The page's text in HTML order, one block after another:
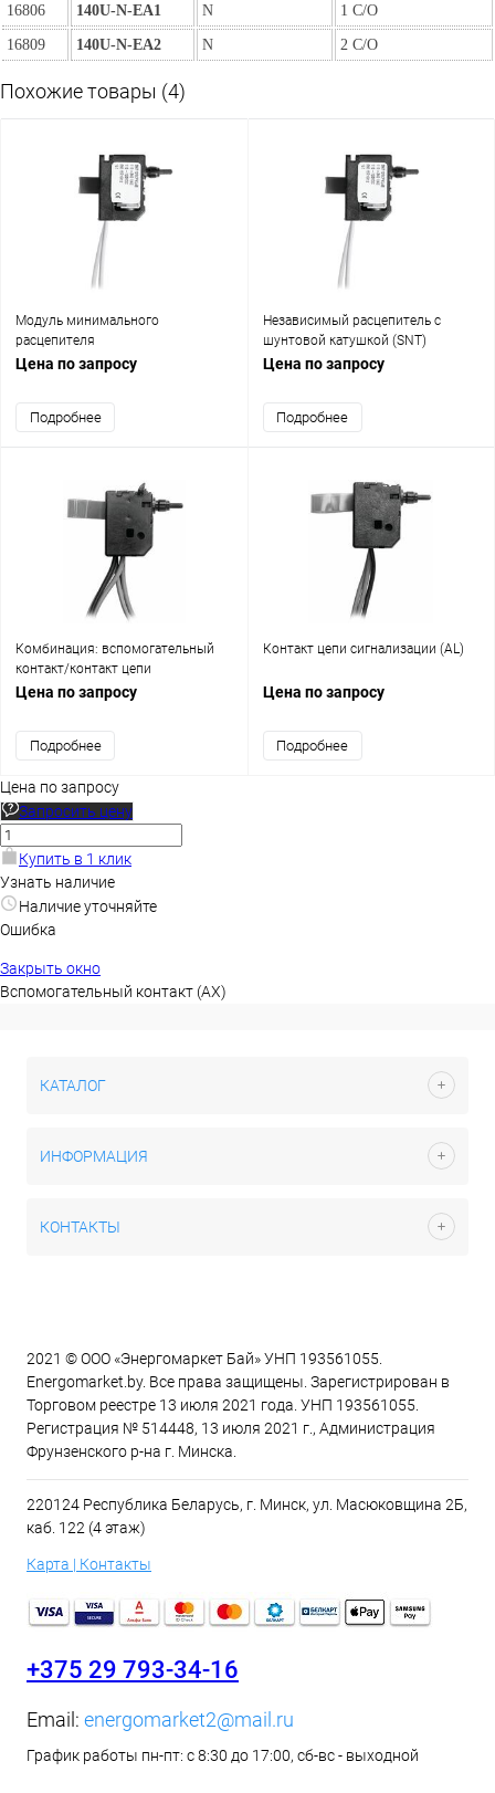
16806 140U-N-EA1 N 1 C/O
16809 140U-N-EA2 N 2 C/O
Похожие товары (4)
Модуль минимального
расцепителя
Цена по запросу
Подробнее
Независимый расцепитель с
шунтовой катушкой (SNT)
Цена по запросу
Подробнее
Комбинация: вспомогательный
контакт/контакт цепи
сигнализации (AX/AL)
Цена по запросу
Подробнее
Контакт цепи сигнализации (AL)
Цена по запросу
Подробнее
Цена по запросу
Запросить цену
Купить в 1 клик
Узнать наличие
Наличие уточняйте
Ошибка
Закрыть окно
Вспомогательный контакт (AX)
КАТАЛОГ
ИНФОРМАЦИЯ
КОНТАКТЫ
2021 © ООО «Энергомаркет Бай» УНП 193561055.
Energomarket.by. Все права защищены. Зарегистрирован в
Торговом реестре 13 июля 2021 года. УНП 193561055.
Регистрация № 514448, 13 июля 2021 г., Администрация
Фрунзенского р-на г. Минска.
220124 Республика Беларусь, г. Минск, ул. Масюковщина 2Б,
каб. 122 (4 этаж)
Карта | Контакты
+375 29 793-34-16
Email: energomarket2@mail.ru
График работы пн-пт: с 8:30 до 17:00, сб-вс - выходной